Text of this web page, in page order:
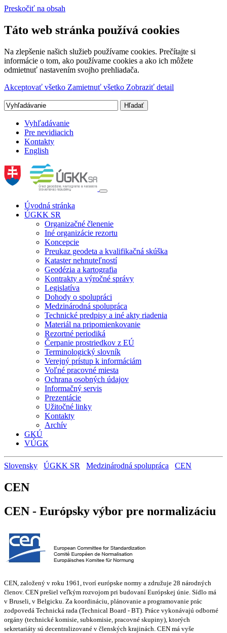
Preskočiť na obsah
Táto web stránka používá cookies
Na zlepšenie našich služieb používame cookies. Prečítajte si
informácie o tom, ako používame cookies a ako ich môžete
odmietnuť nastavením svojho prehliadača.
Akceptovať všetko Zamietnuť všetko Zobraziť detail
Vyhľadávanie
Pre nevidiacich
Kontakty
English
Úvodná stránka
ÚGKK SR
Organizačné členenie
Iné organizácie rezortu
Koncepcie
Preukaz geodeta a kvalifikačná skúška
Kataster nehnuteľností
Geodézia a kartografia
Kontrakty a výročné správy
Legislatíva
Dohody o spolupráci
Medzinárodná spolupráca
Technické predpisy a iné akty riadenia
Materiál na pripomienkovanie
Rezortné periodiká
Čerpanie prostriedkov z EÚ
Terminologický slovník
Verejný prístup k informáciám
Voľné pracovné miesta
Ochrana osobných údajov
Informačný servis
Prezentácie
Užitočné linky
Kontakty
Archív
GKÚ
VÚGK
Slovensky ÚGKK SR Medzinárodná spolupráca CEN
CEN
CEN - Európsky výbor pre normalizáciu
CEN, založený v roku 1961, tvorí európske normy a združuje 28 národných
členov. CEN prešiel veľkým rozvojom pri budovaní Európskej únie. Sídlo má
v Bruseli, v Belgicku. Za koordináciu, plánovanie a programovanie prác
zodpovedá Technická rada (Technical Board - BT). Práce vykonávajú odborné
orgány (technické komisie, subkomisie, pracovné skupiny), ktorých
sekretariáty sú decentralizované v členských krajinách. CEN má vyše